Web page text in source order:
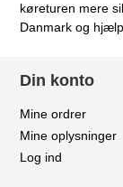
køreturen mere
Danmark og
Din konto
Mine ordrer
Mine oplysninger
Log ind